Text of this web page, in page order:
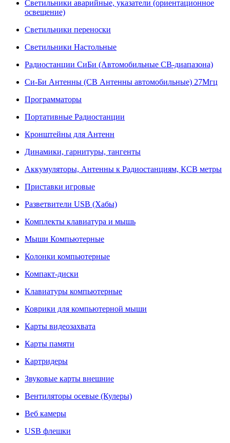
Светильники аварийные, указатели (ориентационное
освещение)
Светильники переноски
Светильники Настольные
Радиостанции СиБи (Автомобильные СВ-диапазона)
Си-Би Антенны (СВ Антенны автомобильные) 27Мгц
Программаторы
Портативные Радиостанции
Кронштейны для Антенн
Динамики, гарнитуры, тангенты
Аккумуляторы, Антенны к Радиостанциям, КСВ метры
Приставки игровые
Разветвители USB (Хабы)
Комплекты клавиатура и мышь
Мыши Компьютерные
Колонки компьютерные
Компакт-диски
Клавиатуры компьютерные
Коврики для компьютерной мыши
Карты видеозахвата
Карты памяти
Картридеры
Звуковые карты внешние
Вентиляторы осевые (Кулеры)
Веб камеры
USB флешки